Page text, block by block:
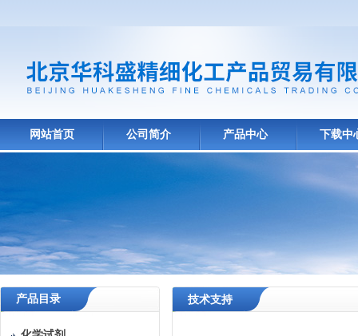
网站首页 公司简介 产品中心 下载中
产品目录 技术支持